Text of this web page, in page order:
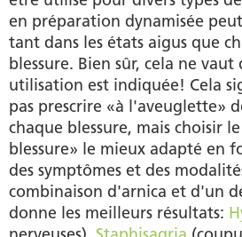
en préparation dynamisée
tant dans les états aigus que
blessure. Bien sûr, cela ne vaut
utilisation est indiquée! Cela
pas prescrire «à l'aveuglette»
chaque blessure, mais choisir
blessure» le mieux adapté en
des symptômes et des
combinaison d'arnica et d'un
donne les meilleurs résultats: